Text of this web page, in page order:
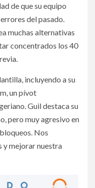
de que su equipo
del pasado.
muchas alternativas
concentrados los 40
incluyendo a su
un pívot
Guil destaca su
pero muy agresivo en
Nos
mejorar nuestra